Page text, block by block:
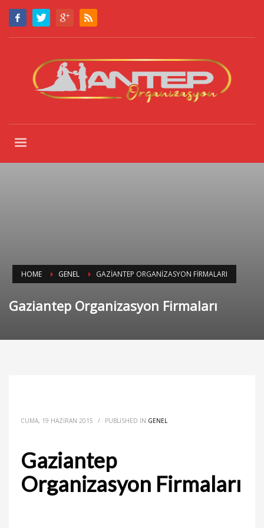
HOME GENEL GAZIANTEP ORGANIZASYON FIRMALARI
Gaziantep Organizasyon Firmaları
CUMA, 19 HAZIRAN 2015 / PUBLISHED IN GENEL
Gaziantep
Organizasyon Firmaları